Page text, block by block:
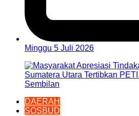
Minggu 5 Juli 2026
DAERAH
SOSBUD